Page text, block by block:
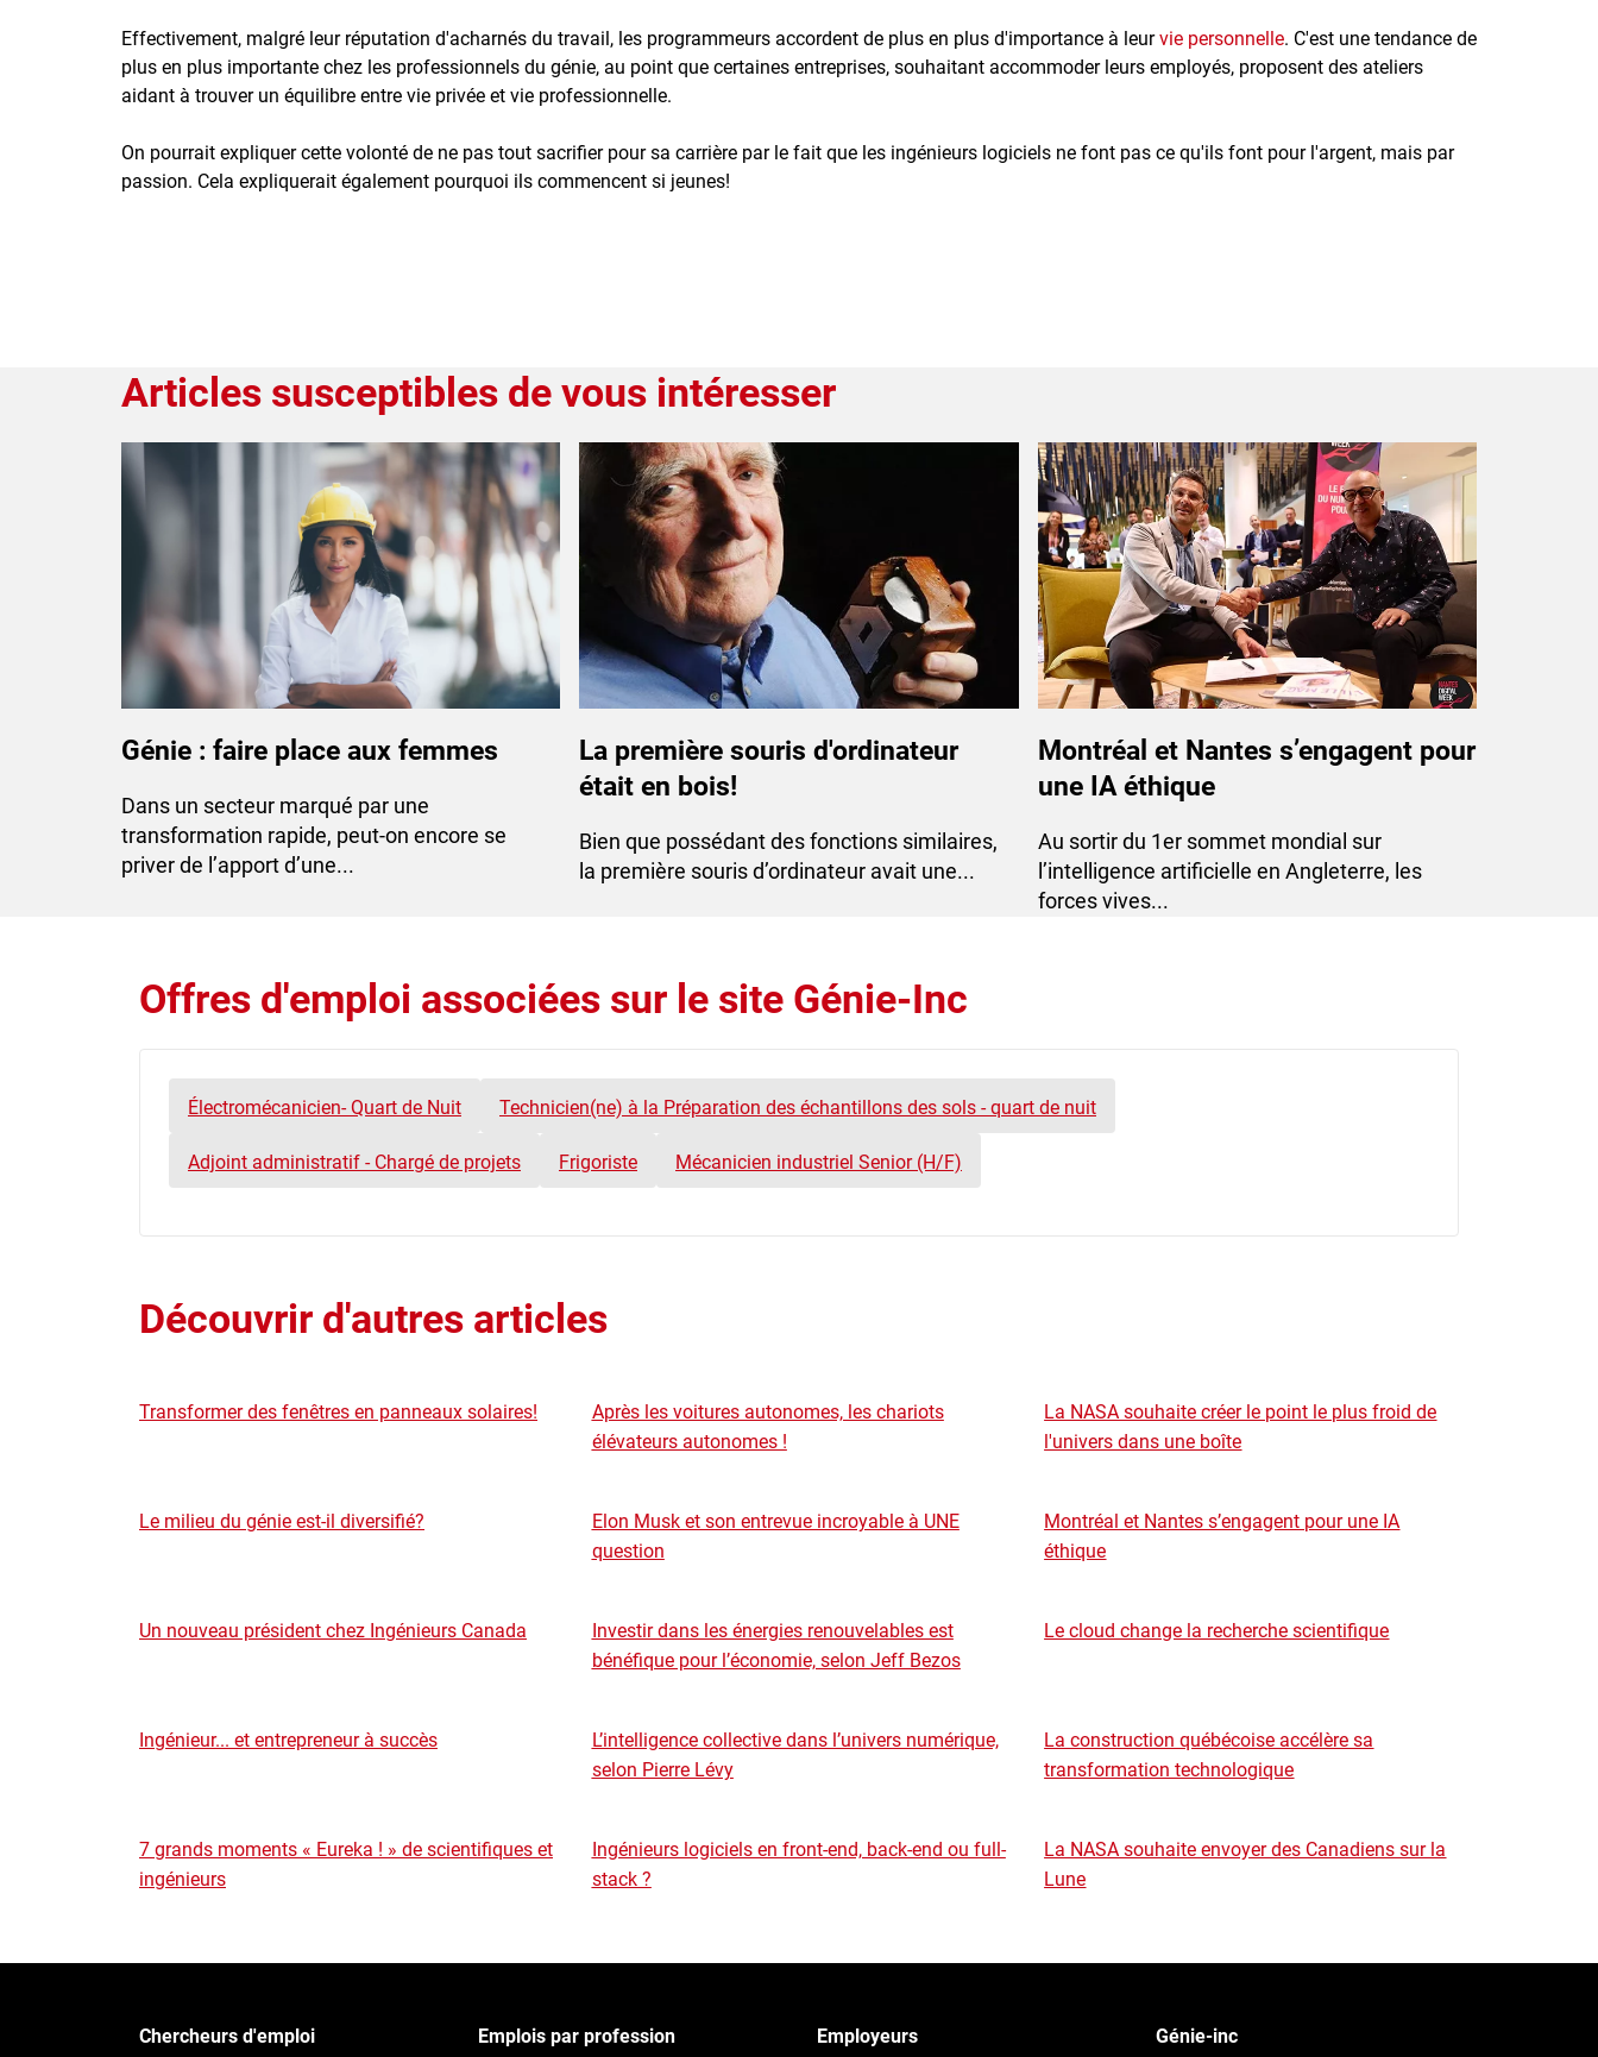
Effectivement, malgré leur réputation d'acharnés du travail, les programmeurs accordent de plus en plus d'importance à leurvie personnelle. C'est une tendance de
plus en plus importante chez les professionnels du génie, au point que certaines entreprises, souhaitant accommoder leurs employés, proposent des ateliers
aidant à trouver un équilibre entre vie privée et vie professionnelle.
On pourrait expliquer cette volonté de ne pas tout sacrifier pour sa carrière par le fait que les ingénieurs logiciels ne font pas ce qu'ils font pour l'argent, mais par
passion. Cela expliquerait également pourquoi ils commencent si jeunes!
Articles susceptibles de vous intéresser
Génie : faire place aux femmes
Dans un secteur marqué par une
transformation rapide, peut-on encore se
priver de l’apport d’une...
La première souris d'ordinateur
était en bois!
Bien que possédant des fonctions similaires,
la première souris d’ordinateur avait une...
Montréal et Nantes s’engagent pour
une IA éthique
​Au sortir du 1er sommet mondial sur
l’intelligence artificielle en Angleterre, les
forces vives...
Offres d'emploi associées sur le site Génie-Inc
Électromécanicien- Quart de Nuit Technicien(ne) à la Préparation des échantillons des sols - quart de nuit
Adjoint administratif - Chargé de projets Frigoriste Mécanicien industriel Senior (H/F)
Découvrir d'autres articles
Transformer des fenêtres en panneaux solaires!
Après les voitures autonomes, les chariots
élévateurs autonomes !
La NASA souhaite créer le point le plus froid de
l'univers dans une boîte
Le milieu du génie est-il diversifié?
Elon Musk et son entrevue incroyable à UNE
question
Montréal et Nantes s’engagent pour une IA
éthique
Un nouveau président chez Ingénieurs Canada
Investir dans les énergies renouvelables est
bénéfique pour l’économie, selon Jeff Bezos
Le cloud change la recherche scientifique
Ingénieur... et entrepreneur à succès
L’intelligence collective dans l’univers numérique,
selon Pierre Lévy
La construction québécoise accélère sa
transformation technologique
7 grands moments « Eureka ! » de scientifiques et
ingénieurs
Ingénieurs logiciels en front-end, back-end ou full-
stack ?
La NASA souhaite envoyer des Canadiens sur la
Lune
Chercheurs d'emploi Emplois par profession Employeurs Génie-inc